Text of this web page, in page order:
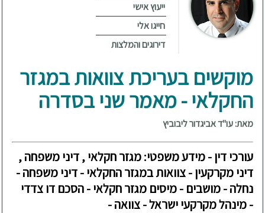
ייעוץ אישי
חייגו אלי
דירוגים והמלצות
מוקשים בעריכת צוואות במגזר
החקלאי - מאמר שני בסדרה
מאת: עו"ד אביגדור ליבוביץ
עורכי דין - מידע משפטי: מגזר חקלאי , דיני משפחה ,
דיני מקרקעין - צוואות במגזר החקלאי - דיני משפחה -
נחלה - מושבים - מיסים מגזר חקלאי - הסכם דו צדדי
- מינהל מקרקעי ישראל - צוואה -